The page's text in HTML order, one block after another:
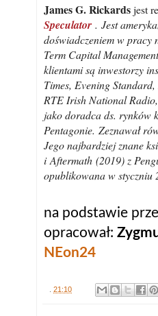
James G. Rickardsjest
Speculator . Jest
doświadczeniem w pracy
Term Capital
klientami są inwestorzy
Times, Evening
RTE Irish National
jako doradca ds. rynków
Pentagonie. Zeznawał
Jego najbardziej znane
iAftermath (2019) z
opublikowana w styczniu
na podstawie
opracował:
NEon24
21:10